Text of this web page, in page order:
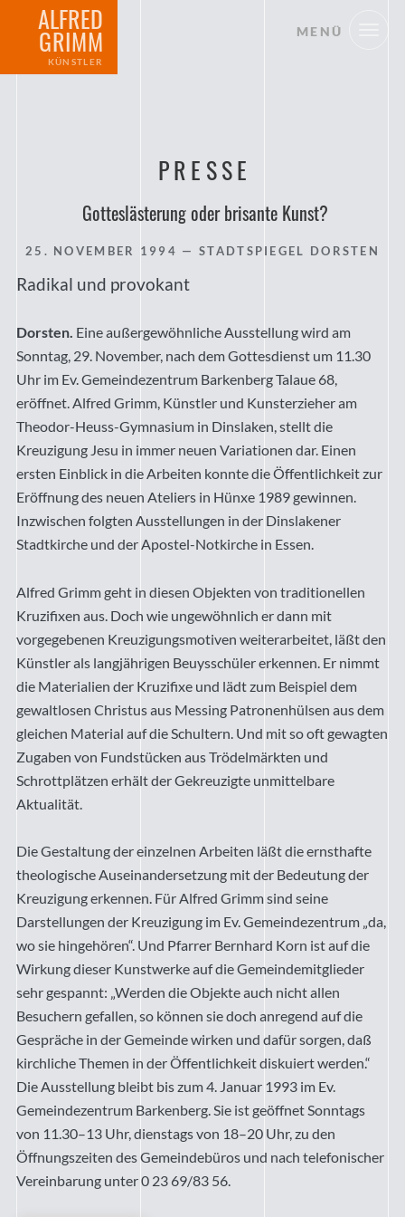
ALFRED
GRIMM
KÜNSTLER
MENÜ
PRESSE
Gotteslästerung oder brisante Kunst?
25. NOVEMBER 1994 — STADTSPIEGEL DORSTEN
Radikal und provokant
Dorsten. Eine außergewöhnliche Ausstellung wird am
Sonntag, 29. November, nach dem Gottesdienst um 11.30
Uhr im Ev. Gemeindezentrum Barkenberg Talaue 68,
eröffnet. Alfred Grimm, Künstler und Kunsterzieher am
Theodor-Heuss-Gymnasium in Dinslaken, stellt die
Kreuzigung Jesu in immer neuen Variationen dar. Einen
ersten Einblick in die Arbeiten konnte die Öffentlichkeit zur
Eröffnung des neuen Ateliers in Hünxe 1989 gewinnen.
Inzwischen folgten Ausstellungen in der Dinslakener
Stadtkirche und der Apostel-Notkirche in Essen.
Alfred Grimm geht in diesen Objekten von traditionellen
Kruzifixen aus. Doch wie ungewöhnlich er dann mit
vorgegebenen Kreuzigungsmotiven weiterarbeitet, läßt den
Künstler als langjährigen Beuysschüler erkennen. Er nimmt
die Materialien der Kruzifixe und lädt zum Beispiel dem
gewaltlosen Christus aus Messing Patronenhülsen aus dem
gleichen Material auf die Schultern. Und mit so oft gewagten
Zugaben von Fundstücken aus Trödelmärkten und
Schrottplätzen erhält der Gekreuzigte unmittelbare
Aktualität.
Die Gestaltung der einzelnen Arbeiten läßt die ernsthafte
theologische Auseinandersetzung mit der Bedeutung der
Kreuzigung erkennen. Für Alfred Grimm sind seine
Darstellungen der Kreuzigung im Ev. Gemeindezentrum „da,
wo sie hingehören“. Und Pfarrer Bernhard Korn ist auf die
Wirkung dieser Kunstwerke auf die Gemeindemitglieder
sehr gespannt: „Werden die Objekte auch nicht allen
Besuchern gefallen, so können sie doch anregend auf die
Gespräche in der Gemeinde wirken und dafür sorgen, daß
kirchliche Themen in der Öffentlichkeit diskuiert werden.“
Die Ausstellung bleibt bis zum 4. Januar 1993 im Ev.
Gemeindezentrum Barkenberg. Sie ist geöffnet Sonntags
von 11.30–13 Uhr, dienstags von 18–20 Uhr, zu den
Öffnungszeiten des Gemeindebüros und nach telefonischer
Vereinbarung unter 0 23 69/83 56.